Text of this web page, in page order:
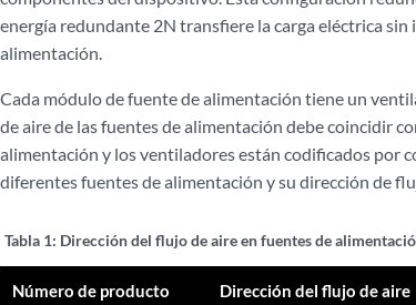
energía redundante 2N transfiere la carga eléctrica
alimentación.
Cada módulo de fuente de alimentación tiene un
de aire de las fuentes de alimentación debe coincidir
alimentación y los ventiladores están codificados por
diferentes fuentes de alimentación y su dirección de
Tabla 1: Dirección del flujo de aire en fuentes de
Número de producto Dirección del flujo de aire